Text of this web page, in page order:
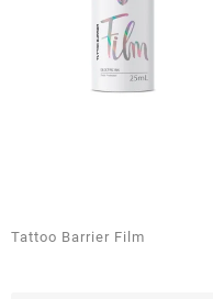
Tattoo Barrier Film